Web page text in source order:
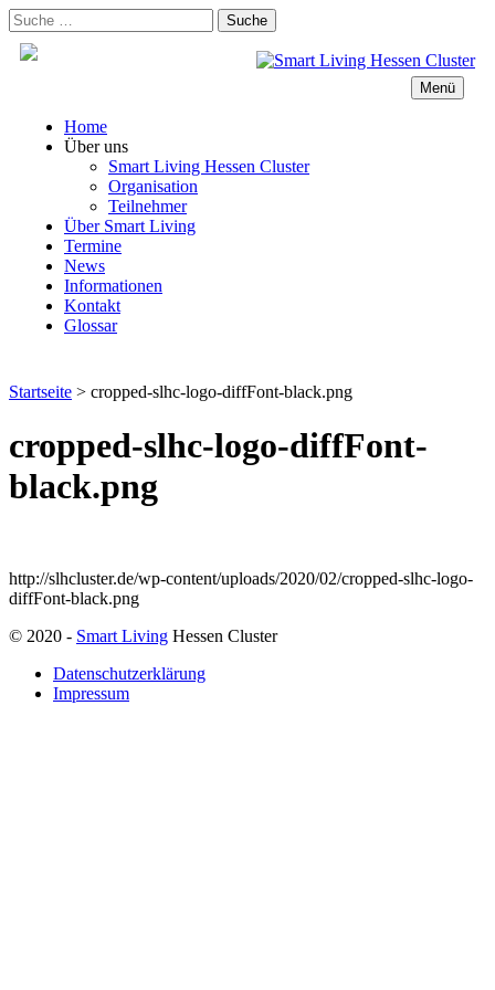
Zum
Inhalt
springen
Suche
nach:
Menü
Home
Über uns
Smart Living Hessen Cluster
Organisation
Teilnehmer
Über Smart Living
Termine
News
Informationen
Kontakt
Glossar
Startseite > cropped-slhc-logo-diffFont-black.png
cropped-slhc-logo-diffFont-
black.png
http://slhcluster.de/wp-content/uploads/2020/02/cropped-slhc-logo-
diffFont-black.png
© 2020 - Smart Living Hessen Cluster
Datenschutzerklärung
Impressum